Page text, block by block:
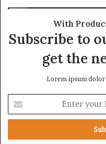
With
Subscribe to
get the
Lorem ipsum
t
r